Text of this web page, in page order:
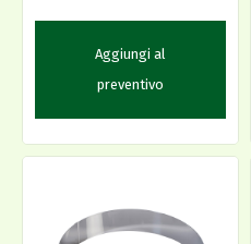
Aggiungi al
preventivo